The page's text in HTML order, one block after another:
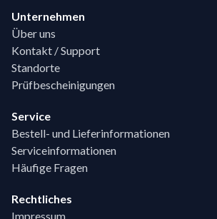
Unternehmen
Über uns
Kontakt / Support
Standorte
Prüfbescheinigungen
Service
Bestell- und Lieferinformationen
Serviceinformationen
Häufige Fragen
Rechtliches
Impressum